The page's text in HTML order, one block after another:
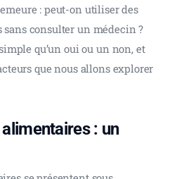
: peut-on utiliser des
consulter un médecin ?
qu’un oui ou un non, et
que nous allons explorer
: un